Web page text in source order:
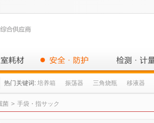
热门关键词: 培养箱 振荡器 三角烧瓶 移液器
菌 > 手袋・指サック